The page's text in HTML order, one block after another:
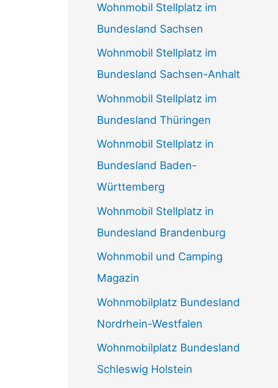
Wohnmobil Stellplatz im
Bundesland Sachsen
Wohnmobil Stellplatz im
Bundesland Sachsen-Anhalt
Wohnmobil Stellplatz im
Bundesland Thüringen
Wohnmobil Stellplatz in
Bundesland Baden-
Württemberg
Wohnmobil Stellplatz in
Bundesland Brandenburg
Wohnmobil und Camping
Magazin
Wohnmobilplatz Bundesland
Nordrhein-Westfalen
Wohnmobilplatz Bundesland
Schleswig Holstein